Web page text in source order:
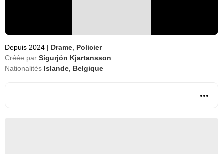
Depuis 2024 | Drame Policier
Créée par Sigurjón Kjartansson
Nationalités Islande Belgique